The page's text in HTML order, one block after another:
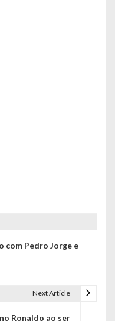
com Pedro Jorge e
Next Article
Ronaldo ao ser